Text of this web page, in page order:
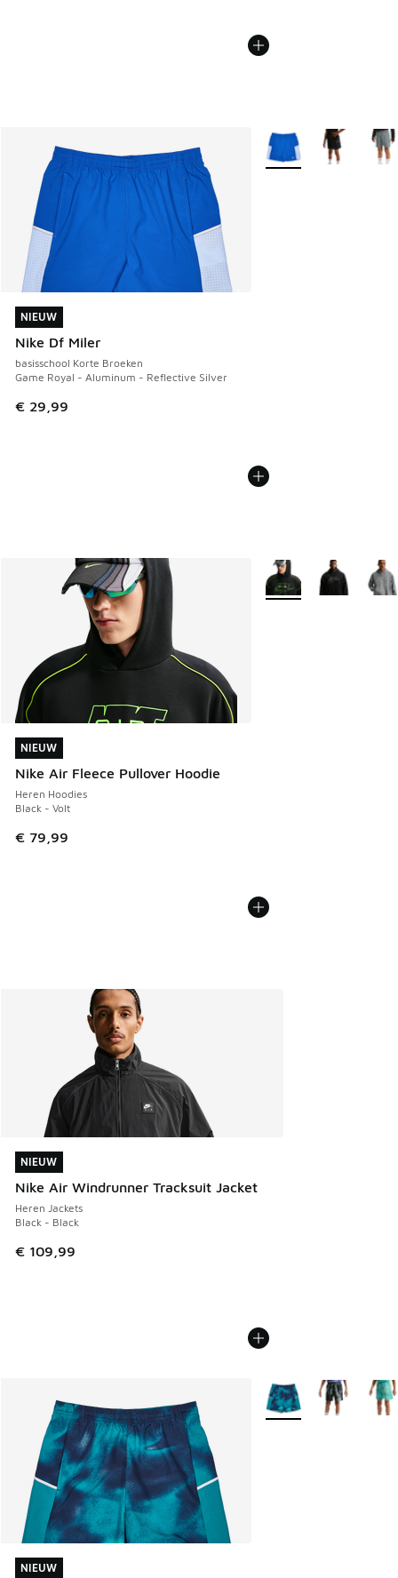
NIEUW
Nike Df Miler
basisschool Korte Broeken
Game Royal - Aluminum - Reflective Silver
€ 29,99
NIEUW
Meer kleuren
NIEUW
Nike Air Fleece Pullover Hoodie
Heren Hoodies
Black - Volt
€ 79,99
NIEUW
Meer kleuren
NIEUW
Nike Air Windrunner Tracksuit Jacket
Heren Jackets
Black - Black
€ 109,99
NIEUW
NIEUW
NIEUW
Meer kleuren